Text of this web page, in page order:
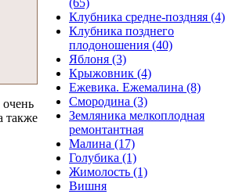
также
(65)
Клубника средне-поздняя (4)
Клубника позднего
плодоношения (40)
Яблоня (3)
Крыжовник (4)
Ежевика. Ежемалина (8)
Смородина (3)
Земляника мелкоплодная
ремонтантная
Малина (17)
Голубика (1)
Жимолость (1)
Вишня